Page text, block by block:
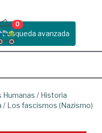
Busqueda avanzada
0
Humanas / Historia
/ Los fascismos (Nazismo)